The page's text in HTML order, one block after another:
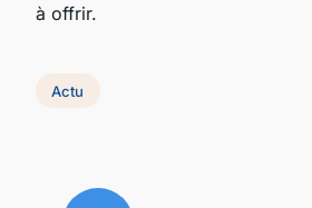
à offrir.
Actu